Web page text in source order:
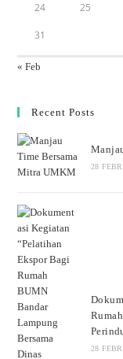
24 25
31
« Feb
Recent Posts
28
28